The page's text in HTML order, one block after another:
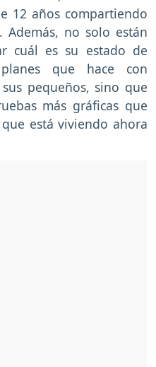
12 años compartiendo
no solo están
cuál es su estado de
que hace con
pequeños, sino que
más gráficas que
está viviendo ahora